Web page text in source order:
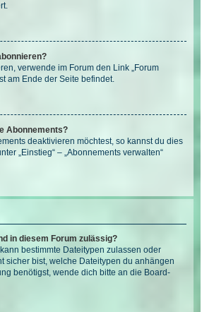
verwende im Forum den Link „Forum
am Ende der Seite befindet.
Abonnements?
deaktivieren möchtest, so kannst du dies
„Einstieg“ – „Abonnements verwalten“
in diesem Forum zulässig?
bestimmte Dateitypen zulassen oder
sicher bist, welche Dateitypen du anhängen
benötigst, wende dich bitte an die Board-